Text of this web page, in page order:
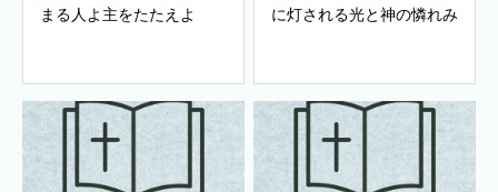
まる人よ主をたたえよ
に灯される光と神の憐れみ